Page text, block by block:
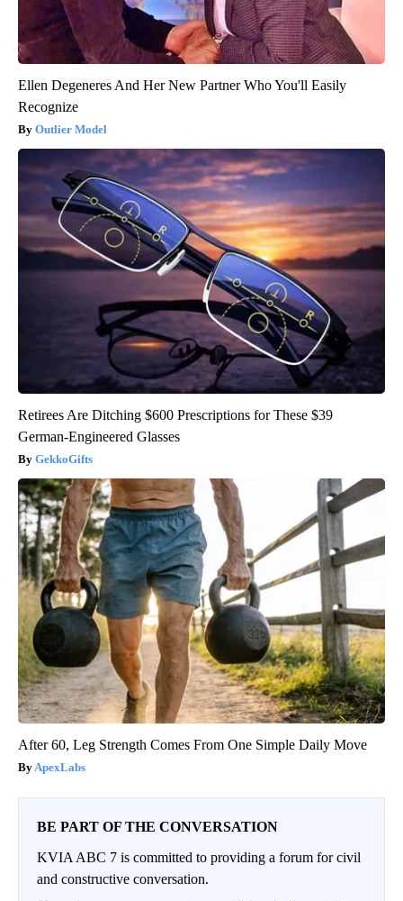
Ellen Degeneres And Her New Partner Who You'll Easily
Recognize
Outlier Model
Retirees Are Ditching $600 Prescriptions for These $39
German-Engineered Glasses
GekkoGifts
After 60, Leg Strength Comes From One Simple Daily Move
ApexLabs
BE PART OF THE CONVERSATION
KVIA ABC 7 is committed to providing a forum for civil
and constructive conversation.